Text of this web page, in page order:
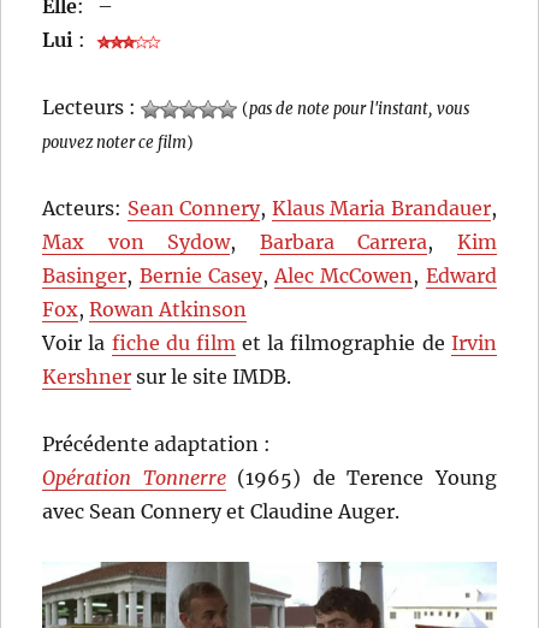
Elle:
–
Lui :
Lecteurs : (pas de note pour l'instant, vous
pouvez noter ce film)
Acteurs: Sean Connery, Klaus Maria Brandauer,
Max von Sydow, Barbara Carrera, Kim
Basinger, Bernie Casey,Alec McCowen, Edward
Fox,Rowan Atkinson
Voir la fiche du filmet la filmographie de Irvin
Kershner sur le site IMDB.
Précédente adaptation :
Opération Tonnerre(1965) de Terence Young
avec Sean Connery et Claudine Auger.